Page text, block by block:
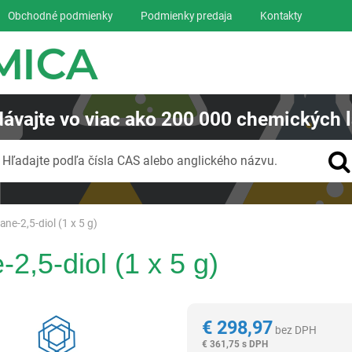
2,5-diol (1 x 5 g)
2,5-diol (1 x 5 g)
€298,97 bez DPH
€ 361,75 s DPH
Obchodné podmienky Podmienky predaja Kontakty
vo viac ako200 000 chemických
Hľadajte podľa čísla CAS alebo anglického názvu.